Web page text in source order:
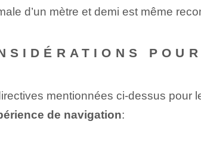
d’un mètre et demi est même
mentionnées ci-dessus
de navigation: